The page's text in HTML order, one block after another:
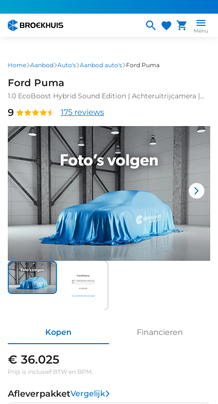
naar
gaan
Menu
Home Aanbod Auto's Aanbod auto's Ford Puma
Ford Puma
1.0 EcoBoost Hybrid Sound Edition | Achteruitrijcamera |
Cruise control adaptief
9 175 reviews
Ford Puma
569
km
2026 Benzine Automaat
€ 36.025
InruilvoorstelProefrit aanvragen
Kopen Financieren
€ 36.025
Prijs is inclusief BTW en BPM.
AfleverpakketVergelijk